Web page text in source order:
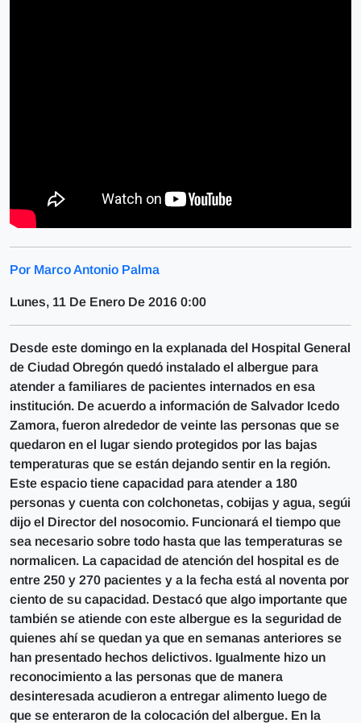
Por Marco Antonio Palma
Lunes, 11 De Enero De 2016 0:00
Desde este domingo en la explanada del Hospital General
de Ciudad Obregón quedó instalado el albergue para
atender a familiares de pacientes internados en esa
institución. De acuerdo a información de Salvador Icedo
Zamora, fueron alrededor de veinte las personas que se
quedaron en el lugar siendo protegidos por las bajas
temperaturas que se están dejando sentir en la región.
Este espacio tiene capacidad para atender a 180
personas y cuenta con colchonetas, cobijas y agua, segúi
dijo el Director del nosocomio. Funcionará el tiempo que
sea necesario sobre todo hasta que las temperaturas se
normalicen. La capacidad de atención del hospital es de
entre 250 y 270 pacientes y a la fecha está al noventa por
ciento de su capacidad. Destacó que algo importante que
también se atiende con este albergue es la seguridad de
quienes ahí se quedan ya que en semanas anteriores se
han presentado hechos delictivos. Igualmente hizo un
reconocimiento a las personas que de manera
desinteresada acudieron a entregar alimento luego de
que se enteraron de la colocación del albergue. En la